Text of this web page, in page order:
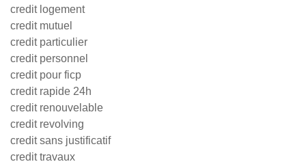
credit logement
credit mutuel
credit particulier
credit personnel
credit pour ficp
credit rapide 24h
credit renouvelable
credit revolving
credit sans justificatif
credit travaux